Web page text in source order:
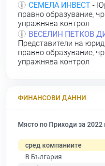
СЕМЕЛА ИНВЕСТ -
правно образувание,
упражнява контрол
ВЕСЕЛИН ПЕТКОВ
Представители на
правно образувание,
упражнява контрол
ФИНАНСОВИ ДАННИ
Място по Приходи за 2022
сред компаниите
В България